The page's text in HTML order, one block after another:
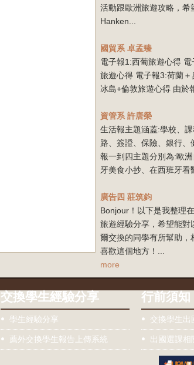
活動跟歐洲旅遊攻略，希
Hanken...
國貿系 卓孟臻
電子報1:西葡旅遊心得 電
旅遊心得 電子報3:荷蘭
冰島+倫敦旅遊心得 由於
資管系 許唐榮
生活報主題涵蓋:學校、
路、簽證、保險、銀行
報一到四主題分別為:歐
牙美食小抄、在西班牙看
廣告四 莊筑鈞
Bonjour！以下是我整理
旅遊經驗分享，希望能對
爾交換的同學有所幫助，
喜歡這個地方！...
more
交換學生經驗分享
學生經驗分享
薦外交換學生報告上傳系統
行前須知
交換學生出
出國選課相